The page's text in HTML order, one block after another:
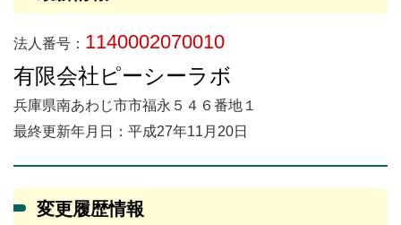
法人番号： 1140002070010
有限会社ピーシーラボ
兵庫県南あわじ市市福永５４６番地１
最終更新年月日：平成27年11月20日
変更履歴情報